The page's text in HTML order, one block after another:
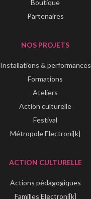
Boutique
Partenaires
NOS PROJETS
Installations & performances
Formations
Ateliers
Action culturelle
Festival
Métropole Electroni[k]
ACTION CULTURELLE
Actions pédagogiques
Familles Electroni[k]